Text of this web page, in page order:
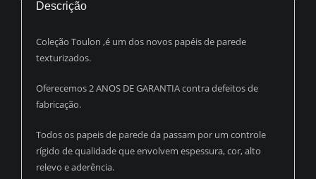
Descrição
Coleção Toulon ,é um dos novos papéis de parede
texturizados.
Oferecemos 2 ANOS DE GARANTIA contra defeitos de
fabricação.
Todos os papeis de parede da passam por um controle
rígido de qualidade que envolvem espessura, cor, alto
relevo e aderência.